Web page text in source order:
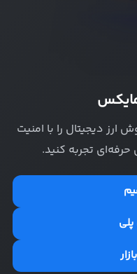
دیجیتال را با امنیت
تجربه کنید.